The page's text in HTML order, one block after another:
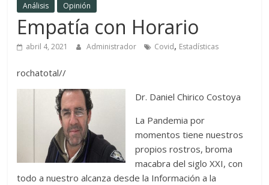
Análisis Opinión
Empatía con Horario
abril 4, 2021 Administrador Covid, Estadísticas
rochatotal//
Dr. Daniel Chirico Costoya
La Pandemia por
momentos tiene nuestros
propios rostros, broma
macabra del siglo XXI, con
todo a nuestro alcanza desde la Información a la